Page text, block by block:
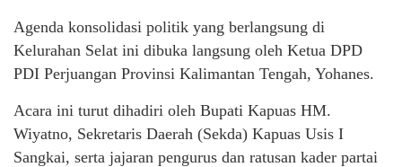
Agenda konsolidasi politik yang berlangsung di
Kelurahan Selat ini dibuka langsung oleh Ketua DPD
PDI Perjuangan Provinsi Kalimantan Tengah, Yohanes.
Acara ini turut dihadiri oleh Bupati Kapuas HM.
Wiyatno, Sekretaris Daerah (Sekda) Kapuas Usis I
Sangkai, serta jajaran pengurus dan ratusan kader partai